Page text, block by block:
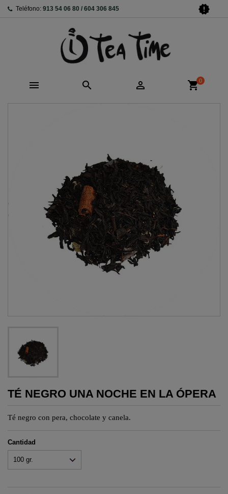
Teléfono: 913 54 06 80 / 604 306 845 new_releases
   shopping_cart0
TÉ NEGRO UNA NOCHE EN LA ÓPERA
Té negro con pera, chocolate y canela.
Cantidad